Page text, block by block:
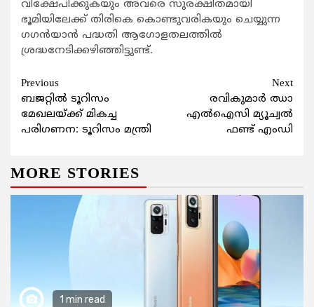
വിക്ഷേപിക്കുകയും അവരെ സുരക്ഷിതമായി
ഭൂമിയിലേക്ക് തിരികെ കൊണ്ടുവരികയും ചെയ്യുന്ന
ഗഗന്‍യാന്‍ പദ്ധതി ആഗോളതലത്തില്‍
ശ്രദ്ധനേടിക്കഴിഞ്ഞിട്ടുണ്ട്.
Continue
Reading
Previous
ബജറ്റില്‍ ടൂറിസം
മേഖലയ്ക്ക് മികച്ച
പരിഗണന: ടൂറിസം മന്ത്രി
Next
രവികുമാര്‍ ഝാ
എല്‍ഐസി മ്യൂച്വല്‍
ഫണ്ട് എംഡി
MORE STORIES
1 min read